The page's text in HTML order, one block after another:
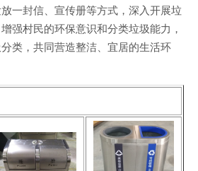
一封信、宣传册等方式，深入开展垃
强村民的环保意识和分类垃圾能力，
类，共同营造整洁、宜居的生活环